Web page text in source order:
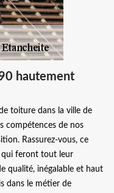
hautement
toiture dans la ville de
compétences de nos
Rassurez-vous, ce
qui feront tout leur
qualité, inégalable et haut
dans le métier de